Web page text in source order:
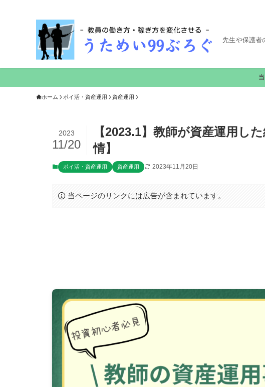
先生や保護者
ホーム ポイ活・資産運用 資産運用
【2023.1】教師が資産運用し
情】
2023
11/20
ポイ活・資産運用 資産運用 2023年11月20日
当ページのリンクには広告が含まれています。